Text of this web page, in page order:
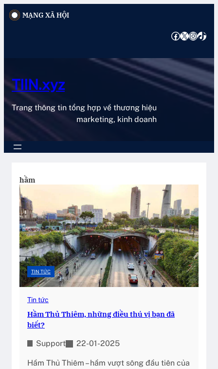
Chuyển
đến
MẠNG XÃ HỘI
FacebookXInstagramTikTok
TIIN.xyz
Trang thông tin tổng hợp về thương hiệu
marketing, kinh doanh
hầm
TIN TỨC
Tin tức
Hầm Thủ Thiêm, những điều thú vị bạn đã
biết?
Support 22-01-2025
Hầm Thủ Thiêm – hầm vượt sông đầu tiên của